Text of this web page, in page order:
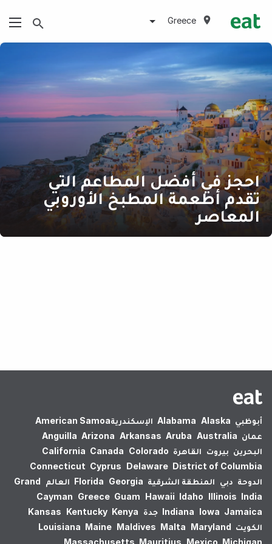
Greece
احجز في أفضل المطاعم التي
تقدم أطعمة المطبخ الأوروبي
المعاصر
أبوظبي Alabama Alaska الإسكندرية‎American Samoa
عمان
Anguilla Arizona Arkansas Aruba Australia
البحرين بيروت القاهرة California Canada Colorado
Connecticut Cyprus Delaware District of Columbia
الدوحة دبي المنطقة الشرقية Florida Georgia العالم
Grand
Cayman Greece Guam Hawaii Idaho Illinois India
Indiana Iowa Jamaica جدة Kansas Kentucky Kenya
الكويت
Louisiana Maine Maldives Malta Maryland